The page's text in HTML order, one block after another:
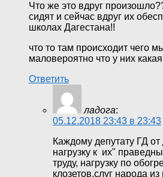
Что же это вдруг
сидят и сейчас вдруг их
школах Дагестана!!
что то там происходит чего
маловероятно что у них
Ответить
ладога:
05.12.2018 23:43 в 23:43
Каждому депутату ГД от
нагрузку к их"
труду, нагрузку по
клозетов,слуг народа